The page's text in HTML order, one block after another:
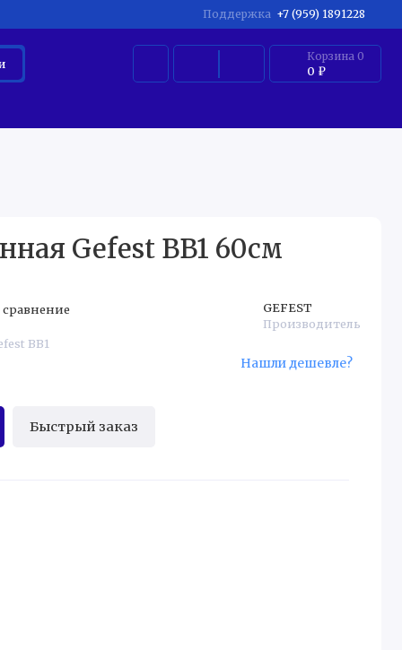
Поддержка +7 (959) 1891228
Корзина 0
0 ₽
Gefest BB1 60см
BB1
GEFEST
Производитель
Быстрый заказ
Нашли дешевле?
сравнение